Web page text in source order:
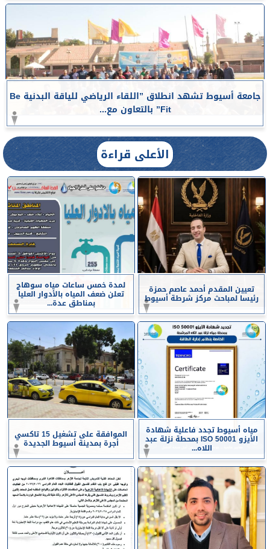
جامعة أسيوط تشهد انطلاق ”اللقاء الرياضي للياقة البدنية Be
Fit” بالتعاون مع...
الأعلى قراءة
تعيين المقدم أحمد عاصم حمزة
رئيسا لمباحث مركز شرطة أسيوط
لمدة خمس ساعات مياه سوهاج
تعلن ضعف المياه بالأدوار العليا
بمناطق عدة...
مياه أسيوط تجدد فاعلية شهادة
الأيزو ISO 50001 بمحطة نزلة عبد
اللاه...
الموافقة على تشغيل 15 تاكسي
أجرة بمدينة أسيوط الجديدة